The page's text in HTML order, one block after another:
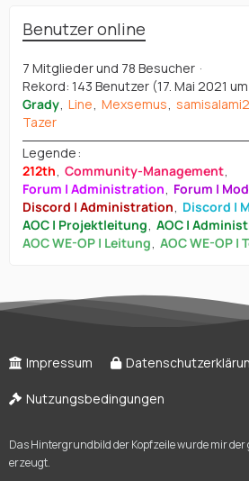
Benutzer online
7 Mitglieder und 78 Besucher
Rekord: 143 Benutzer (17. Mai 2021
Grady Line Mexsemus
Tazer
Legende
212th Community-Management
Forum | Administration
Forum |
Discord | Administration
Discord |
AOC | Projektleitung AOC |
AOC WE-OP | Leitung AOC WE-OP |
Impressum
Nutzungsbedingungen
Das Hintergrundbild der Kopfzeile wurde mir der
erzeugt.